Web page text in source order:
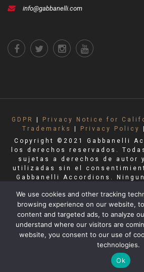
info@gabbanelli.com
GDPR | Privacy Notice for
Trademarks
| Privacy Policy
Copyright ©2021 Gabbanelli
los derechos reservados.
sujetas a derechos de autor
utilizadas sin el
Gabbanelli Accordions.
We use cookies and other tracking
browsing experience on our website,
content and targeted ads, to analyze
understand where our visitors are
website, you consent to our use of
technologies.
Ok